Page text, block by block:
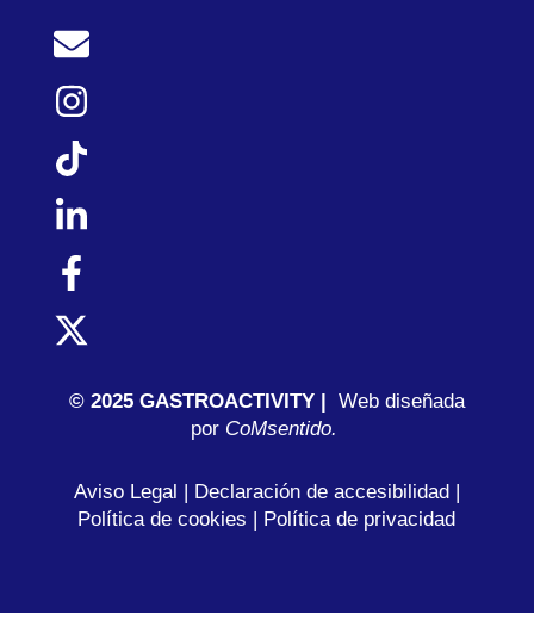
© 2025 GASTROACTIVITY |
Web diseñada
porCoMsentido.
Aviso Legal Declaración de accesibilidad
Política de cookies
Política de privacidad